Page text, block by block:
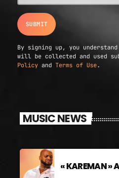
By signing up, you
will be collected and used
Policy and Terms of Use.
MUSIC NEWS
« KAREMAN »